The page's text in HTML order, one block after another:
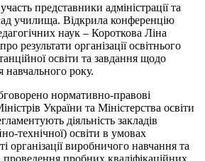
представники адміністрації та
училища. Відкрила конференцію
наук – Короткова Ліна
результати організації освітнього
освіти та завдання щодо
навчального року.
нормативно-правові
України та Міністерства освіти
діяльність закладів
технічної) освіти в умовах
організації виробничого навчання та
пробних кваліфікаційних